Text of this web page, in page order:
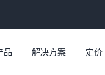
品 解决方案 定价